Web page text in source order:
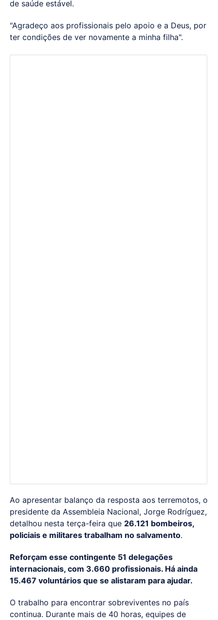
de saúde estável.
"Agradeço aos profissionais pelo apoio e a Deus, por
ter condições de ver novamente a minha filha".
Ao apresentar balanço da resposta aos terremotos, o
presidente da Assembleia Nacional, Jorge Rodríguez,
detalhou nesta terça-feira que 26.121 bombeiros,
policiais e militares trabalham no salvamento.
Reforçam esse contingente 51 delegações
internacionais, com 3.660 profissionais. Há ainda
15.467 voluntários que se alistaram para ajudar.
O trabalho para encontrar sobreviventes no país
continua. Durante mais de 40 horas, equipes de